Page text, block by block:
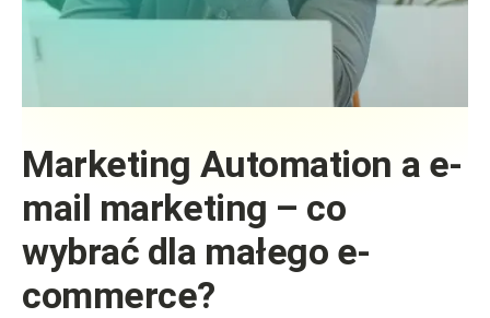
Marketing Automation a e-
mail marketing – co
wybrać dla małego e-
commerce?